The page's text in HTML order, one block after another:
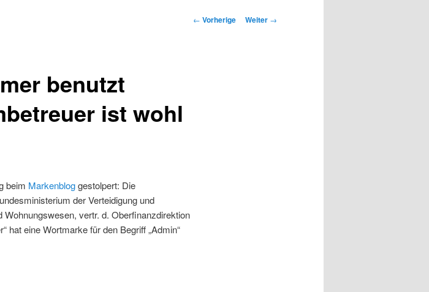
Beitrags-
← Vorherige Weiter →
benutzt
ist wohl
beim Markenbloggestolpert: Die
der Verteidigung und
vertr. d. Oberfinanzdirektion
hat eine Wortmarke für den Begriff „Admin“